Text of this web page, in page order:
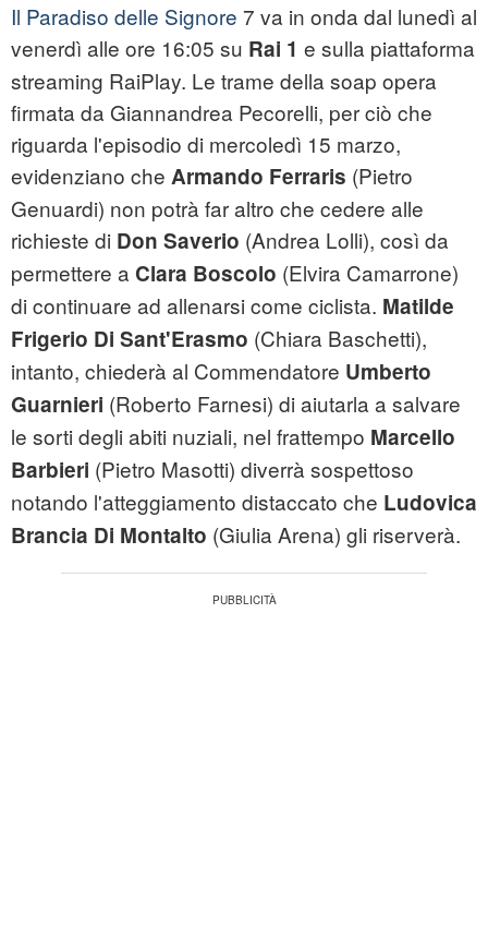
Il Paradiso delle Signore 7 va in onda dal lunedì al
venerdì alle ore 16:05 su Rai 1 e sulla piattaforma
streaming RaiPlay. Le trame della soap opera
firmata da Giannandrea Pecorelli, per ciò che
riguarda l'episodio di mercoledì 15 marzo,
evidenziano che Armando Ferraris (Pietro
Genuardi) non potrà far altro che cedere alle
richieste di Don Saverio (Andrea Lolli), così da
permettere a Clara Boscolo (Elvira Camarrone)
di continuare ad allenarsi come ciclista. Matilde
Frigerio Di Sant'Erasmo (Chiara Baschetti),
intanto, chiederà al Commendatore Umberto
Guarnieri (Roberto Farnesi) di aiutarla a salvare
le sorti degli abiti nuziali, nel frattempo Marcello
Barbieri (Pietro Masotti) diverrà sospettoso
notando l'atteggiamento distaccato che Ludovica
Brancia Di Montalto (Giulia Arena) gli riserverà.